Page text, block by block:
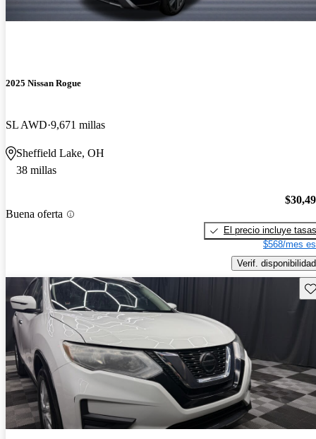
2025 Nissan Rogue
SL AWD 9,671 millas
Sheffield Lake, OH
38 millas
Buena oferta
El precio incluye tasas
$568/mes
Verif. disponibilidad